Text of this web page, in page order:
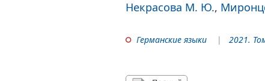
Некрасова М. Ю.
Германские языки 2021.